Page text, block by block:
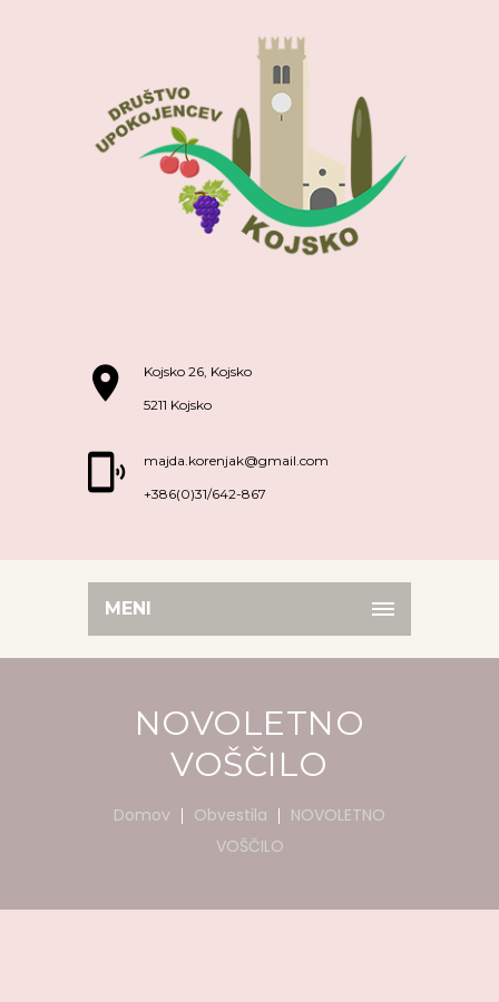
Kojsko 26, Kojsko
5211 Kojsko
majda.korenjak@gmail.com
+386(0)31/642-867
MENI
NOVOLETNO
VOŠČILO
Domov Obvestila
NOVOLETNO
VOŠČILO